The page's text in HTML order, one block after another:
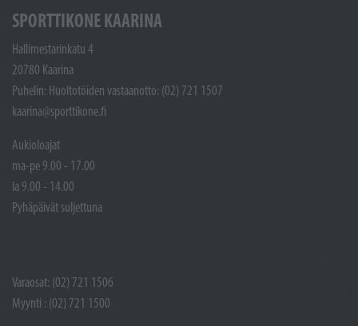
SPORTTIKONE KAARINA
Hallimestarinkatu 4
20780 Kaarina
Puhelin: Huoltotöiden vastaanotto: (02) 721 1507
kaarina@sporttikone.fi
Aukioloajat
ma-pe 9.00 - 17.00
la 9.00 - 14.00
Pyhäpäivät suljettuna
Varaosat: (02) 721 1506
Myynti : (02) 721 1500